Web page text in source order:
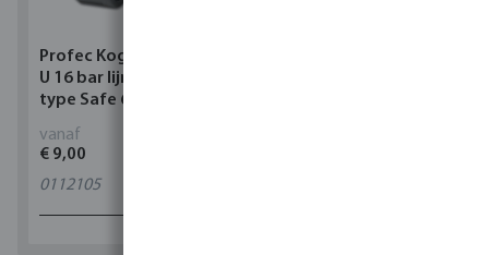
Profec Kogelkraan PVC-
U 16 bar lijmmof grijs
type Safe 600
vanaf
€ 9,00
0112105